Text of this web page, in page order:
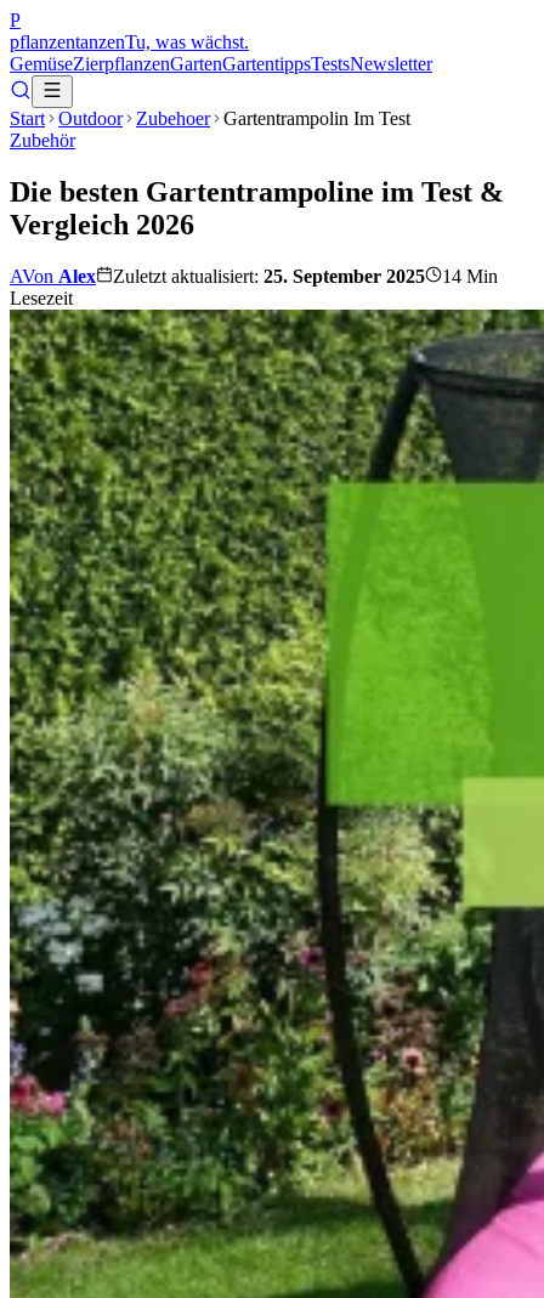
P
pflanzentanzenTu, was wächst.
GemüseZierpflanzenGartenGartentippsTestsNewsletter
Start Outdoor Zubehoer
Gartentrampolin Im Test
Zubehör
Die besten Gartentrampoline im Test &
Vergleich 2026
AVon Alex Zuletzt aktualisiert: 25. September 2025 14 Min
Lesezeit